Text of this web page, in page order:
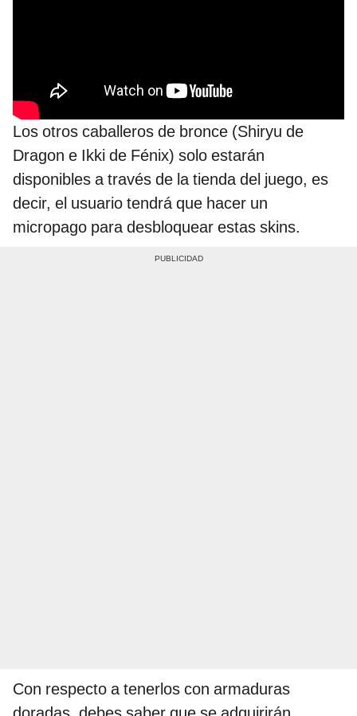
Los otros caballeros de bronce (Shiryu de
Dragon e Ikki de Fénix) solo estarán
disponibles a través de la tienda del juego, es
decir, el usuario tendrá que hacer un
micropago para desbloquear estas skins.
Con respecto a tenerlos con armaduras